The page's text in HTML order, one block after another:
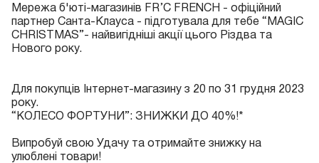
Мережа б'юті-магазинів FR’C FRENCH - офіційний
партнер Санта-Клауса - підготувала для тебе “MAGIC
CHRISTMAS”- найвигідніші акції цього Різдва та
Нового року.
Для покупців Інтернет-магазину з 20 по 31 грудня 2023
року.
“КОЛЕСО ФОРТУНИ”: ЗНИЖКИ ДО 40%!*
Випробуй свою Удачу та отримайте знижку на
улюблені товари!